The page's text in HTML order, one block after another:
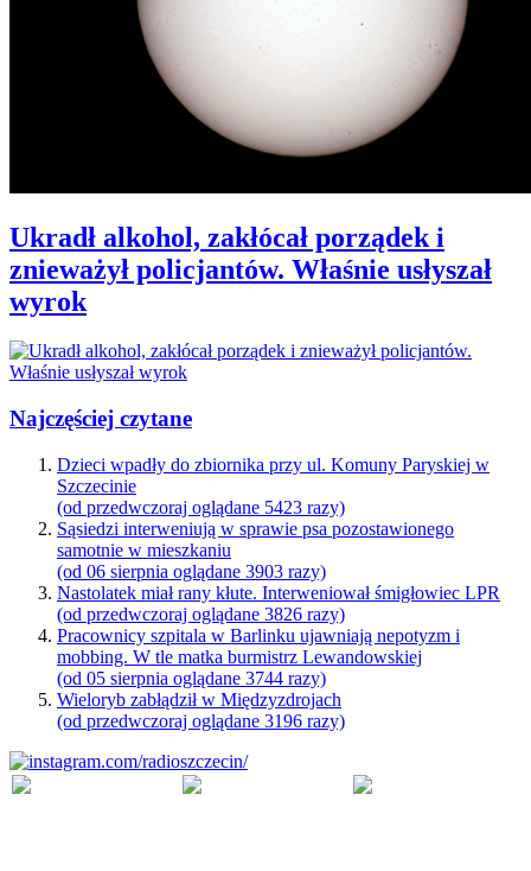
Ukradł alkohol, zakłócał porządek i
znieważył policjantów. Właśnie usłyszał
wyrok
Najczęściej czytane
Dzieci wpadły do zbiornika przy ul. Komuny Paryskiej w
Szczecinie
(od przedwczoraj oglądane 5423 razy)
Sąsiedzi interweniują w sprawie psa pozostawionego
samotnie w mieszkaniu
(od 06 sierpnia oglądane 3903 razy)
Nastolatek miał rany kłute. Interweniował śmigłowiec LPR
(od przedwczoraj oglądane 3826 razy)
Pracownicy szpitala w Barlinku ujawniają nepotyzm i
mobbing. W tle matka burmistrz Lewandowskiej
(od 05 sierpnia oglądane 3744 razy)
Wieloryb zabłądził w Międzyzdrojach
(od przedwczoraj oglądane 3196 razy)